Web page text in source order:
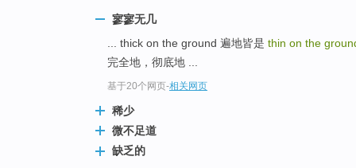
寥寥无几
... thick on the ground 遍地皆是 thin on the
完全地，彻底地 ...
基于20个网页-相关网页
稀少
微不足道
缺乏的